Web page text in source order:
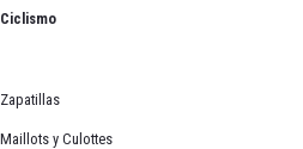
Ciclismo
Zapatillas
Maillots y Culottes